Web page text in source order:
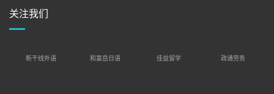
关注我们
新干线外语 和富岳日语 佳益留学 政通劳务